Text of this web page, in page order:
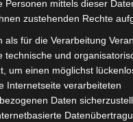
Mann läuft mit
A7 – Polizei sucht
Celle: Mensch stirbt
auf Baustelle
Personen mittels dieser
zustehenden Rechte
als für die Verarbeitung
technische und
um einen möglichst
Internetseite verarbeiteten
Daten